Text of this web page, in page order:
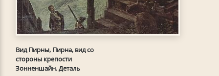
Вид Пирны, Пирна, вид со
стороны крепости
Зонненшайн. Деталь